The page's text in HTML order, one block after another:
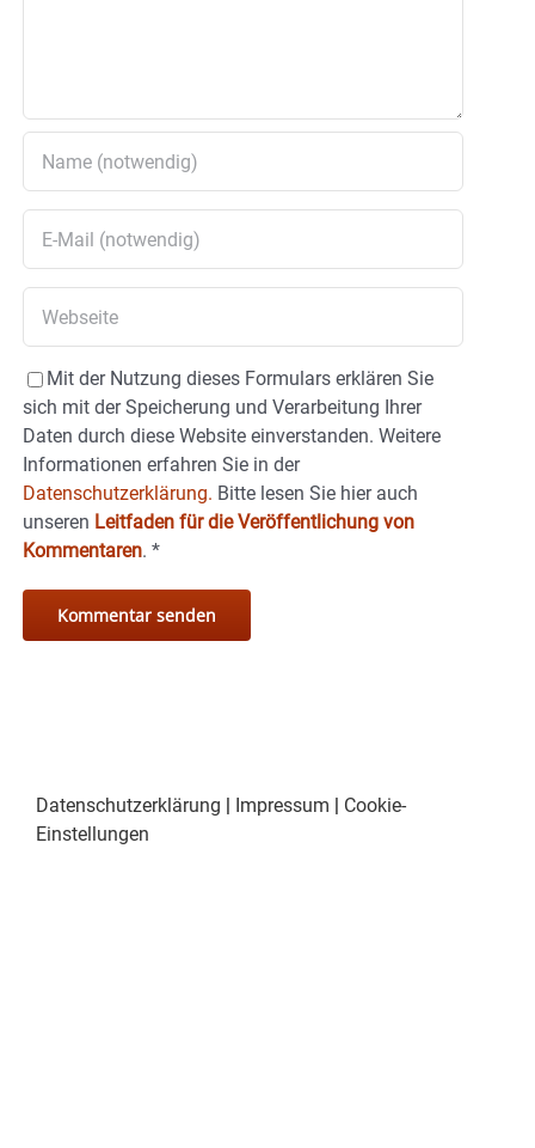
Mit der Nutzung dieses Formulars erklären Sie
sich mit der Speicherung und Verarbeitung Ihrer
Daten durch diese Website einverstanden. Weitere
Informationen erfahren Sie in der
Datenschutzerklärung. Bitte lesen Sie hier auch
unseren Leitfaden für die Veröffentlichung von
Kommentaren. *
Datenschutzerklärung Impressum
Cookie-
Einstellungen